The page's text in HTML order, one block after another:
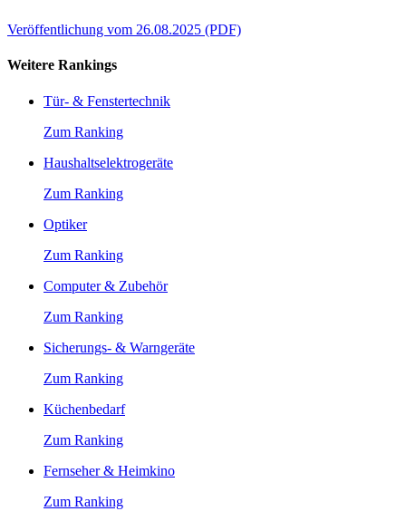
Veröffentlichung vom 26.08.2025 (PDF)
Weitere Rankings
Tür- & Fenstertechnik
Zum Ranking
Haushaltselektrogeräte
Zum Ranking
Optiker
Zum Ranking
Computer & Zubehör
Zum Ranking
Sicherungs- & Warngeräte
Zum Ranking
Küchenbedarf
Zum Ranking
Fernseher & Heimkino
Zum Ranking